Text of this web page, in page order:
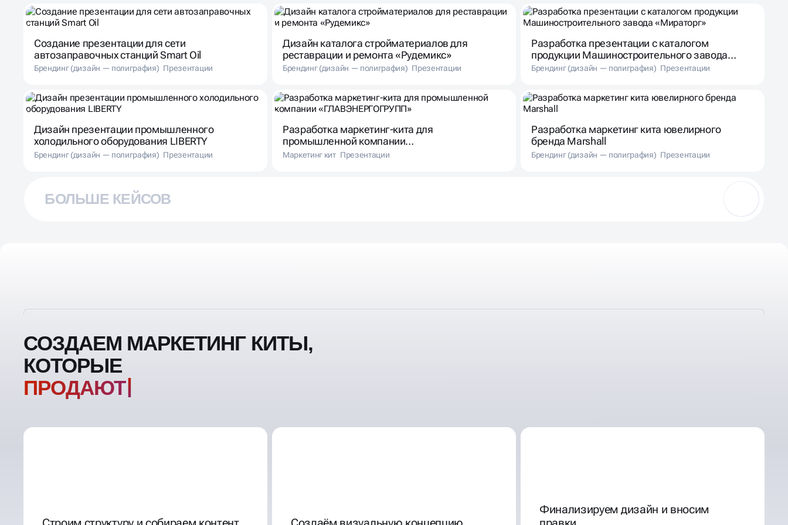
Создание презентации для сети
автозаправочных станций Smart Oil
Брендинг (дизайн — полиграфия) Презентации
Дизайн каталога стройматериалов для
реставрации и ремонта «Рудемикс»
Брендинг (дизайн — полиграфия) Презентации
Разработка презентации с каталогом
продукции Машиностроительного завода
«Мираторг»
Брендинг (дизайн — полиграфия) Презентации
Дизайн презентации промышленного
холодильного оборудования LIBERTY
Брендинг (дизайн — полиграфия) Презентации
Разработка маркетинг-кита для
промышленной компании
«ГЛАВЭНЕРГОГРУПП»
Маркетинг кит Презентации
Разработка маркетинг кита ювелирного
бренда Marshall
Брендинг (дизайн — полиграфия) Презентации
БОЛЬШЕ КЕЙСОВ
СОЗДАЕМ МАРКЕТИНГ КИТЫ,
КОТОРЫЕ
Финализируем дизайн и вносим